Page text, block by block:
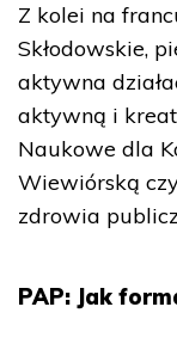
Z kolei na
Skłodowskie,
aktywna
aktywną i
Naukowe dla
Wiewiórską
zdrowia
PAP: Jak